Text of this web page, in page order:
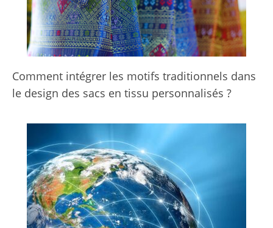
Comment intégrer les motifs traditionnels dans
le design des sacs en tissu personnalisés ?